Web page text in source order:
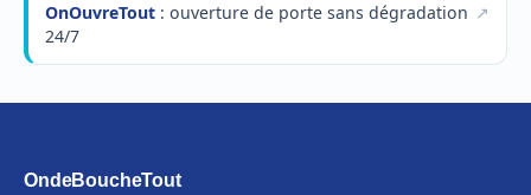
OnOuvreTout: ouverture de porte sans dégradation
24/7
OndeBoucheTout